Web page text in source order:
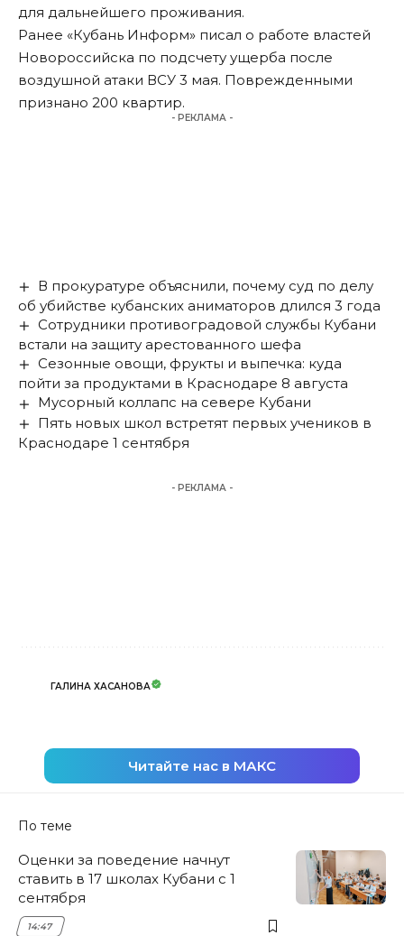
для дальнейшего проживания.
Ранее «Кубань Информ» писал о работе властей
Новороссийска по подсчету ущерба после
воздушной атаки ВСУ 3 мая. Поврежденными
признано 200 квартир.
- РЕКЛАМА -
В прокуратуре объяснили, почему суд по делу
об убийстве кубанских аниматоров длился 3 года
Сотрудники противоградовой службы Кубани
встали на защиту арестованного шефа
Сезонные овощи, фрукты и выпечка: куда
пойти за продуктами в Краснодаре 8 августа
Мусорный коллапс на севере Кубани
Пять новых школ встретят первых учеников в
Краснодаре 1 сентября
- РЕКЛАМА -
ГАЛИНА ХАСАНОВА
Читайте нас в МАКС
По теме
Оценки за поведение начнут
ставить в 17 школах Кубани с 1
сентября
14:47